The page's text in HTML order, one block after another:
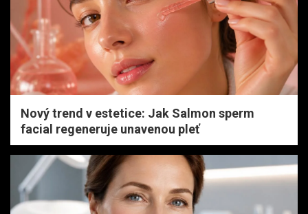
Nový trend v estetice: Jak Salmon sperm
facial regeneruje unavenou pleť